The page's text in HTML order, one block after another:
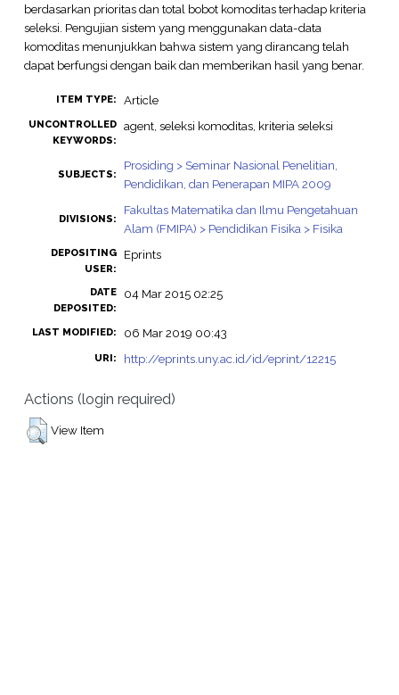
berdasarkan prioritas dan total bobot komoditas terhadap kriteria
seleksi. Pengujian sistem yang menggunakan data-data
komoditas menunjukkan bahwa sistem yang dirancang telah
dapat berfungsi dengan baik dan memberikan hasil yang benar.
ITEM TYPE: Article
UNCONTROLLED
KEYWORDS:
agent, seleksi komoditas, kriteria seleksi
SUBJECTS:
Prosiding > Seminar Nasional Penelitian,
Pendidikan, dan Penerapan MIPA 2009
DIVISIONS:
Fakultas Matematika dan Ilmu Pengetahuan
Alam (FMIPA) > Pendidikan Fisika > Fisika
DEPOSITING
USER:
Eprints
DATE
DEPOSITED:
04 Mar 2015 02:25
LAST MODIFIED: 06 Mar 2019 00:43
URI: http://eprints.uny.ac.id/id/eprint/12215
Actions (login required)
View Item